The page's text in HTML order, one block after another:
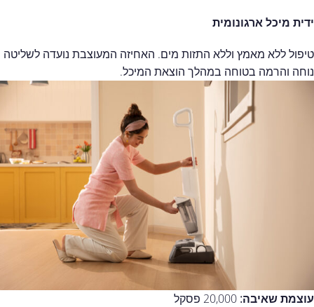
ידית מיכל ארגונומית
טיפול ללא מאמץ וללא התזות מים. האחיזה המעוצבת נועדה לשליטה
נוחה והרמה בטוחה במהלך הוצאת המיכל.
עוצמת שאיבה: 20,000 פסקל